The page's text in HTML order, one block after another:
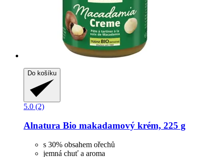
Do košíku
5.0 (2)
Alnatura Bio makadamový krém, 225 g
s 30% obsahem ořechů
jemná chuť a aroma